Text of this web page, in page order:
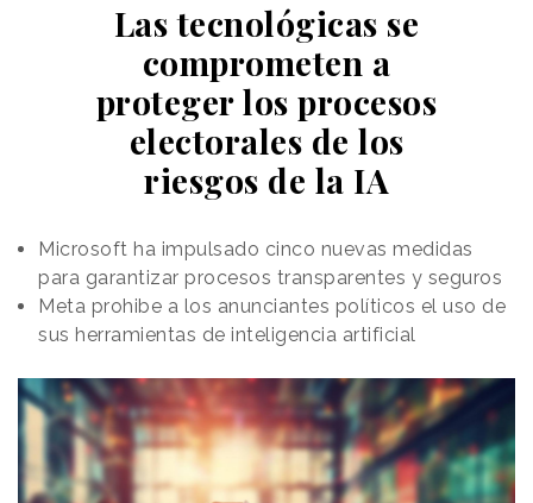
Las tecnológicas se
comprometen a
proteger los procesos
electorales de los
riesgos de la IA
Microsoft ha impulsado cinco nuevas medidas
para garantizar procesos transparentes y seguros
Meta prohibe a los anunciantes políticos el uso de
sus herramientas de inteligencia artificial